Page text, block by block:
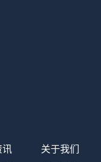
讯
关于我们